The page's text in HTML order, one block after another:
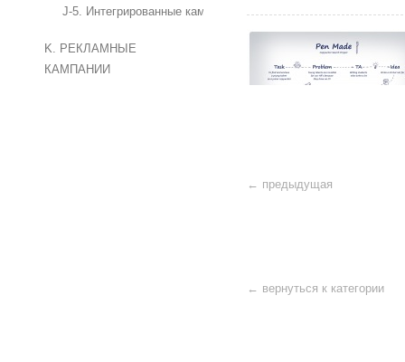
J-5. Интегрированные кампании с использованием
K. РЕКЛАМНЫЕ
КАМПАНИИ
← предыдущая
← вернуться к категории